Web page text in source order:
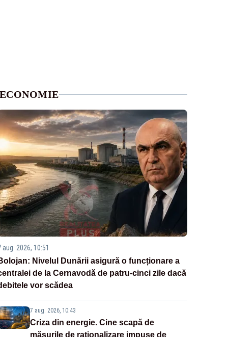
ECONOMIE
aug. 2026, 10:51
Nivelul Dunării asigură o funcționare a
de la Cernavodă de patru-cinci zile dacă
vor scădea
7 aug. 2026, 10:43
Criza din energie. Cine scapă de
măsurile de raționalizare impuse de